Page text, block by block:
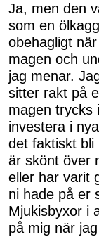
Ja, men den
som en
obehagligt
magen och
jag menar.
sitter rakt på
magen trycks
investera i
det faktiskt bli
är skönt över
eller har varit
ni hade på er
Mjukisbyxor i
på mig när